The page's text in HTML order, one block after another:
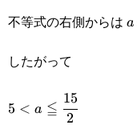
不等式の右側からは a
a
したがって
5<a\leqq\cfrac{15}
5 < a ≦ 2
15